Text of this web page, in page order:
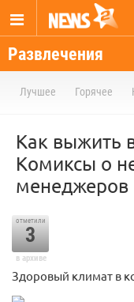
Развлечения
Лучшее Горячее
Как выжить
Комиксы о
менеджеров
отметили
3
в архиве
Здоровый климат в